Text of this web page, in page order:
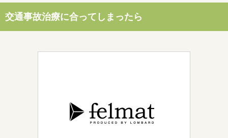
交通事故治療に合ってしまったら